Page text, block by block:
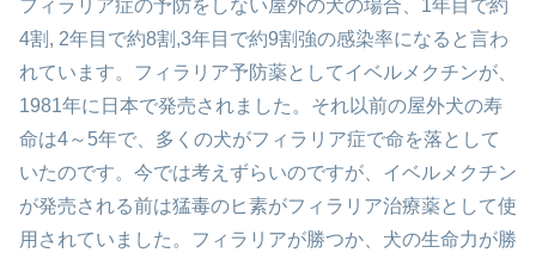
フィラリア症の予防をしない屋外の犬の場合、1年目で約
4割, 2年目で約8割,3年目で約9割強の感染率になると言わ
れています。 フィラリア予防薬としてイベルメクチンが、
1981年に日本で発売されました。 それ以前の屋外犬の寿
命は4～5年で、多くの犬がフィラリア症で命を落として
いたのです。 今では考えずらいのですが、イベルメクチン
が発売される前は猛毒のヒ素がフィラリア治療薬として使
用されていました。 フィラリアが勝つか、犬の生命力が勝